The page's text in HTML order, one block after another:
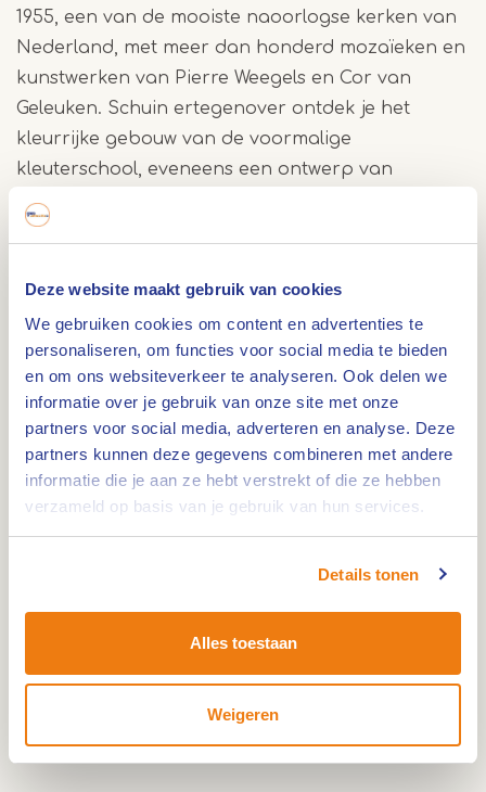
Deze website maakt gebruik van cookies
We gebruiken cookies om content en advertenties te
personaliseren, om functies voor social media te bieden
en om ons websiteverkeer te analyseren. Ook delen we
informatie over je gebruik van onze site met onze
partners voor social media, adverteren en analyse. Deze
partners kunnen deze gegevens combineren met andere
informatie die je aan ze hebt verstrekt of die ze hebben
verzameld op basis van je gebruik van hun services.
Details tonen
Alles toestaan
Weigeren
1955, een van de mooiste naoorlogse kerken van
Nederland, met meer dan honderd mozaïeken en
kunstwerken van Pierre Weegels en Cor van
Geleuken. Schuin ertegenover ontdek je het
kleurrijke gebouw van de voormalige
kleuterschool, eveneens een ontwerp van
Weegels.
openluchtmuseum Eynderhoof, waar je
kennismaakt met het boerenleven van rond 1900-
1950, de stroopmakerij en ouderwetse ambachten.
Daarna voert de route je het Peelgebied in: het
prehistorische pad bij Rowven, de Tjongerjager-
kijkpaal en de waardevolle veen- en
heiderestanten van Sarsven en de Banen, een
van de laatste ijstijdlandschappen van
Nederland.
Philomenahoeve, waar schapen het kwetsbare
afwisselende route voor wie van geschiedenis én